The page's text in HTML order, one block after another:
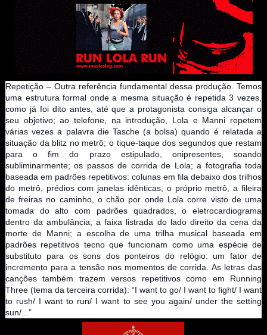
Repetição – Outra referência fundamental dessa produção. Temos
uma estrutura formal onde a mesma situação é repetida 3 vezes,
como já foi dito antes, até que a protagonista consiga alcançar o
seu objetivo; ao telefone, na introdução, Lola e Manni repetem
várias vezes a palavra die Tasche (a bolsa) quando é relatada a
situação da blitz no metrô; o tique-taque dos segundos que restam
para o fim do prazo estipulado, onipresentes, soando
subliminarmente; os passos de corrida de Lola; a fotografia toda
baseada em padrões repetitivos: colunas em fila debaixo dos trilhos
do metrô, prédios com janelas idênticas, o próprio metrô, a fileira
de freiras no caminho, o chão por onde Lola corre visto de uma
tomada do alto com padrões quadrados, o eletrocardiograma
dentro da ambulância, a faixa listrada do lado direito da cena da
morte de Manni; a escolha de uma trilha musical baseada em
padrões repetitivos tecno que funcionam como uma espécie de
substituto para os sons dos ponteiros do relógio: um fator de
incremento para a tensão nos momentos de corrida. As letras das
canções também trazem versos repetitivos como em Running
Three (tema da terceira corrida): “I want to go/ I want to fight/ I want
to rush/ I want to run/ I want to see you again/ under the setting
sun/...”